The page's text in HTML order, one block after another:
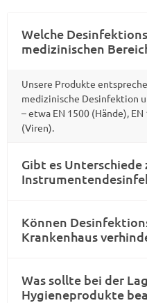
Welche
medizinischen
Unsere Produkte
medizinische Desinfektion
– etwa EN 1500 (Hände),
(Viren).
Gibt es Unterschiede
Können
Krankenhaus
Was sollte bei der
Hygieneprodukte